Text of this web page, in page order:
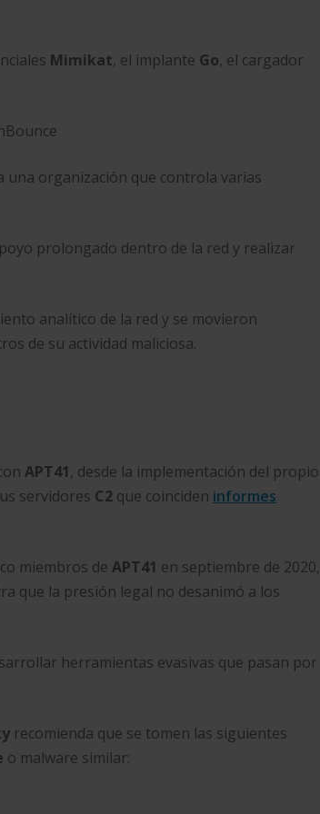
Mimikat, el implante Go, el cargador
una organización que controla varias
prolongado dentro de la red y realizar
analítico de la red y se movieron
de su actividad maliciosa.
APT41, desde la implementación del propio
servidores C2 que coinciden informes
miembros de APT41 en septiembre de 2020,
que la presión legal no desanimó a los
herramientas evasivas que pasan por
recomienda que se tomen las siguientes
o malware similar: